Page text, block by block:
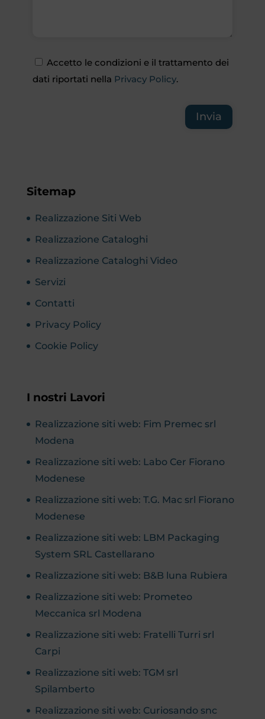
Accetto le condizioni e il trattamento dei
dati riportati nella Privacy Policy.
Invia
Sitemap
Realizzazione Siti Web
Realizzazione Cataloghi
Realizzazione Cataloghi Video
Servizi
Contatti
Privacy Policy
Cookie Policy
I nostri Lavori
Realizzazione siti web: Fim Premec srl
Modena
Realizzazione siti web: Labo Cer Fiorano
Modenese
Realizzazione siti web: T.G. Mac srl Fiorano
Modenese
Realizzazione siti web: LBM Packaging
System SRL Castellarano
Realizzazione siti web: B&B luna Rubiera
Realizzazione siti web: Prometeo
Meccanica srl Modena
Realizzazione siti web: Fratelli Turri srl
Carpi
Realizzazione siti web: TGM srl
Spilamberto
Realizzazione siti web: Curiosando snc